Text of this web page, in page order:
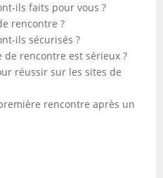
ils faits pour vous ?
rencontre ?
ils sécurisés ?
rencontre est sérieux ?
réussir sur les sites de
rencontre après un